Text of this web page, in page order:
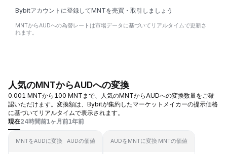
Bybitアカウントに登録してMNTを売買・取引しましょう
MNTからAUDへの為替レートは市場データに基づいてリアルタイムで更新さ
れます。
人気のMNTからAUDへの変換
0.001 MNTから100 MNTまで、人気のMNTからAUDへの変換数量をご確
認いただけます。変換額は、Bybitが集約したマーケットメイカーの提示価格
に基づいてリアルタイムで表示されます。
現在24時間前1ヶ月前1年前
MNTをAUDに変換 AUDの価値 AUDをMNTに変換 MNTの価値